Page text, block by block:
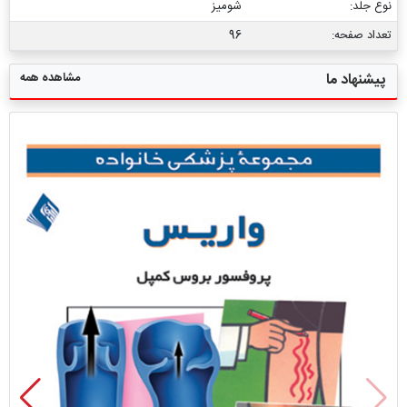
نوع جلد:
شومیز
تعداد صفحه:
96
پیشنهاد ما مشاهده همه